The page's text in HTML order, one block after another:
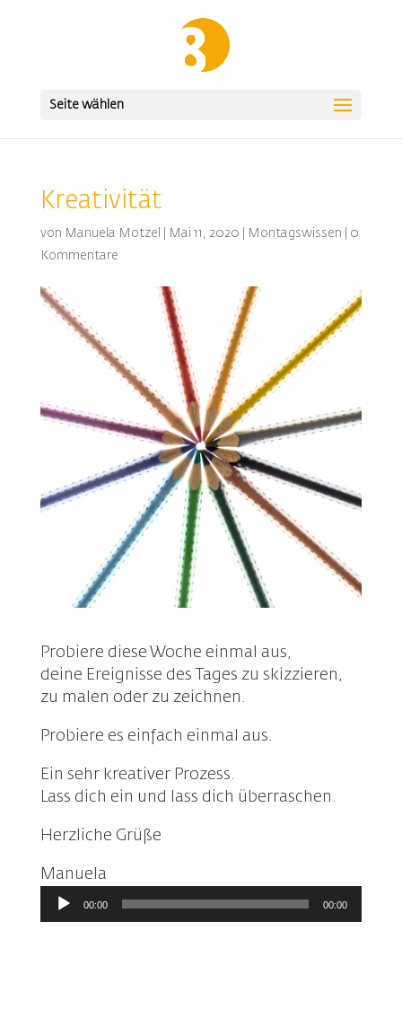
Seite wählen
Kreativität
von Manuela Motzel Mai 11, 2020 Montagswissen
0
Kommentare
Probiere diese Woche einmal aus,
deine Ereignisse des Tages zu skizzieren,
zu malen oder zu zeichnen.
Probiere es einfach einmal aus.
Ein sehr kreativer Prozess.
Lass dich ein und lass dich überraschen.
Herzliche Grüße
Manuela
Audio-
Player
00:00 00:00